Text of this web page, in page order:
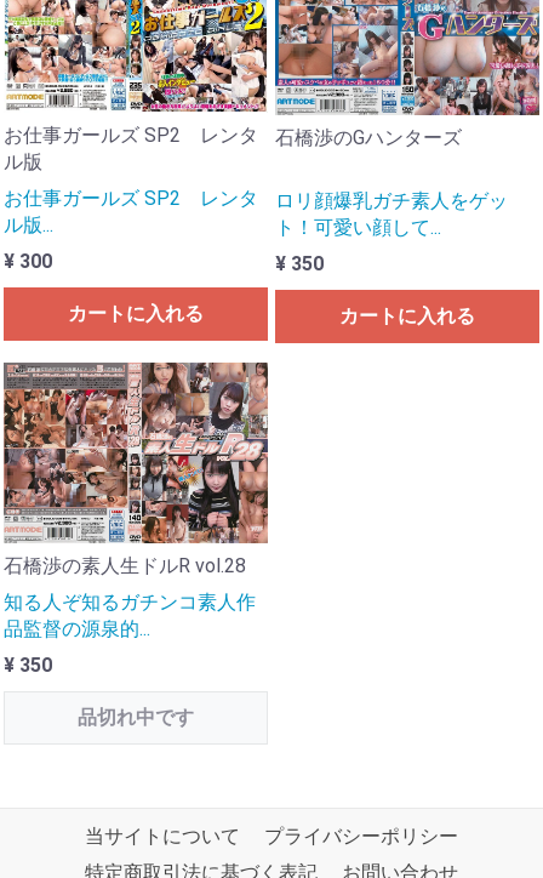
お仕事ガールズ SP2 レンタ
ル版
お仕事ガールズ SP2 レンタ
ル版...
¥ 300
カートに入れる
石橋渉のGハンターズ
ロリ顔爆乳ガチ素人をゲッ
ト！可愛い顔して...
¥ 350
カートに入れる
石橋渉の素人生ドルR vol.28
知る人ぞ知るガチンコ素人作
品監督の源泉的...
¥ 350
品切れ中です
当サイトについて
プライバシーポリシー
特定商取引法に基づく表記
お問い合わせ